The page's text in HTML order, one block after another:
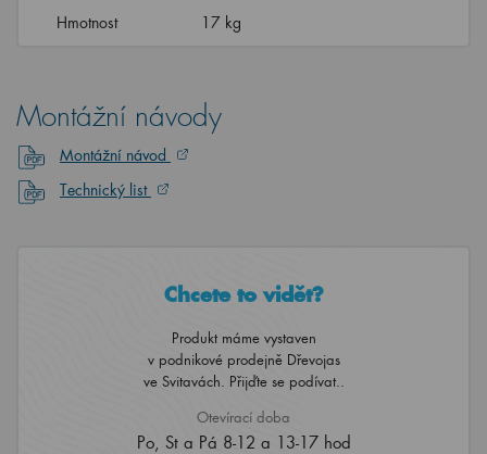
Hmotnost
17 kg
Montážní návody
Montážní návod
Technický list
Chcete to vidět?
Produkt máme vystaven
v podnikové prodejně Dřevojas
ve Svitavách. Přijďte se podívat..
Otevírací doba
Po, St a Pá 8-12 a 13-17 hod